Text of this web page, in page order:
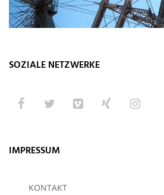
SOZIALE NETZWERKE
IMPRESSUM
KONTAKT